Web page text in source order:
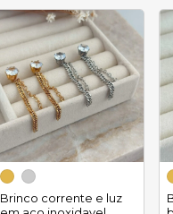
Brinco corrente e luz